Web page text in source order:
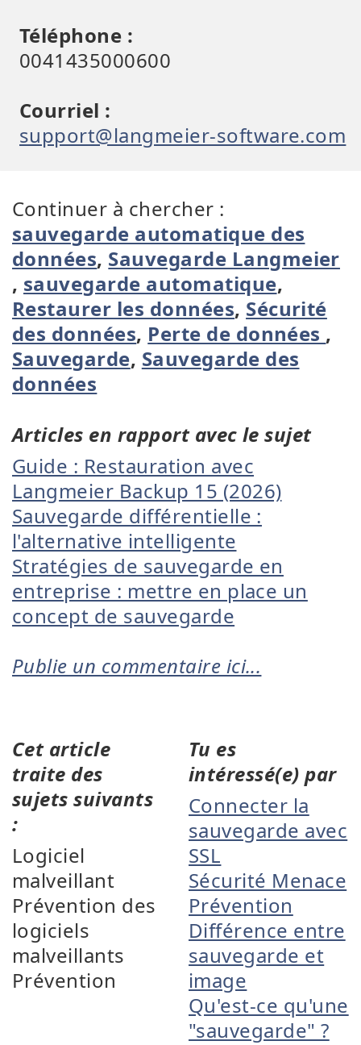
Téléphone :
0041435000600
Courriel :
support@langmeier-software.com
Continuer à chercher :
sauvegarde automatique des
données, Sauvegarde Langmeier
, sauvegarde automatique,
Restaurer les données, Sécurité
des données, Perte de données ,
Sauvegarde, Sauvegarde des
données
Articles en rapport avec le sujet
Guide : Restauration avec
Langmeier Backup 15 (2026)
Sauvegarde différentielle :
l'alternative intelligente
Stratégies de sauvegarde en
entreprise : mettre en place un
concept de sauvegarde
Publie un commentaire ici...
Cet article
traite des
sujets suivants
:
Logiciel
malveillant
Prévention des
logiciels
malveillants
Prévention
Tu es
intéressé(e) par
Connecter la
sauvegarde avec
SSL
Sécurité Menace
Prévention
Différence entre
sauvegarde et
image
Qu'est-ce qu'une
"sauvegarde" ?